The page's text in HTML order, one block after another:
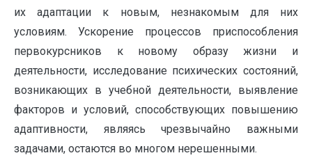
их адаптации к новым, незнакомым для них
условиям. Ускорение процессов приспособления
первокурсников к новому образу жизни и
деятельности, исследование психических состояний,
возникающих в учебной деятельности, выявление
факторов и условий, способствующих повышению
адаптивности, являясь чрезвычайно важными
задачами, остаются во многом нерешенными.